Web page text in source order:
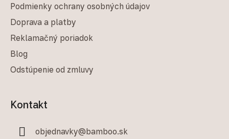
Podmienky ochrany osobných údajov
Doprava a platby
Reklamačný poriadok
Blog
Odstúpenie od zmluvy
Kontakt
objednavky@bamboo.sk